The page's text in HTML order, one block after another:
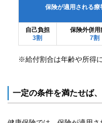
請
書
保険が適用される療
自己負担
3割
保険外併用
7割
※給付割合は年齢や所得
一定の条件を満たせば